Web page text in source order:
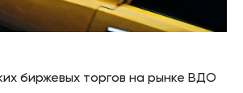
биржевых торгов на рынке ВДО